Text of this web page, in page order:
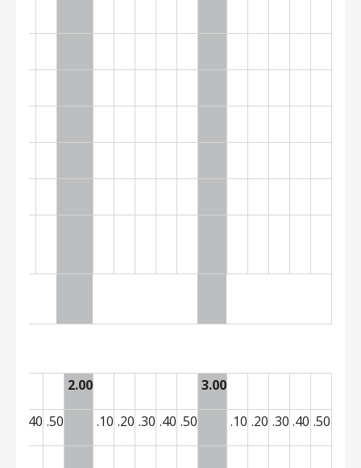
2.00 3.00
.40 .50 .10 .20 .30 .40 .50 .10 .20 .30 .40 .50